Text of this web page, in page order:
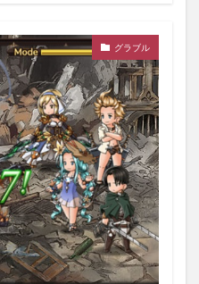
グラブル